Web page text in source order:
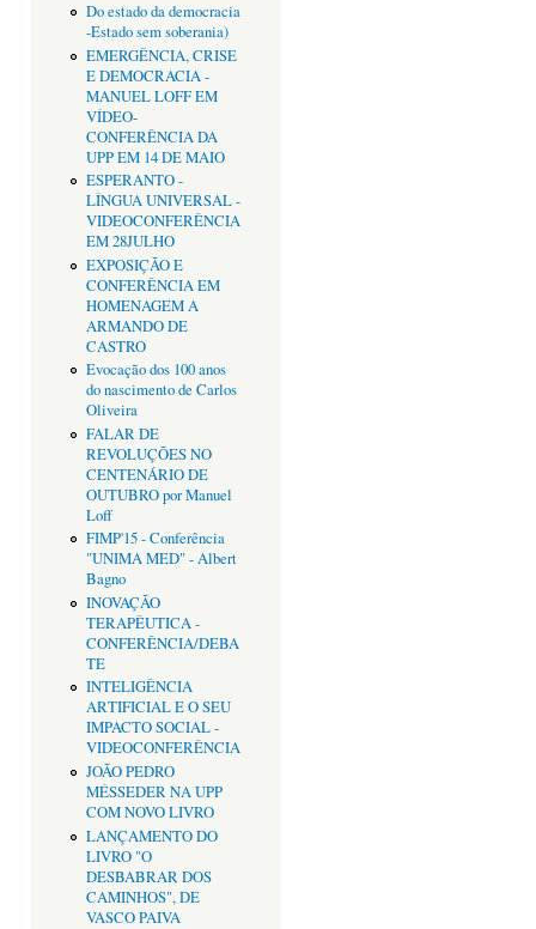
Do estado da democracia
-Estado sem soberania)
EMERGÊNCIA, CRISE
E DEMOCRACIA -
MANUEL LOFF EM
VÍDEO-
CONFERÊNCIA DA
UPP EM 14 DE MAIO
ESPERANTO -
LÍNGUA UNIVERSAL -
VIDEOCONFERÊNCIA
EM 28JULHO
EXPOSIÇÃO E
CONFERÊNCIA EM
HOMENAGEM A
ARMANDO DE
CASTRO
Evocação dos 100 anos
do nascimento de Carlos
Oliveira
FALAR DE
REVOLUÇÕES NO
CENTENÁRIO DE
OUTUBRO por Manuel
Loff
FIMP'15 - Conferência
"UNIMA MED" - Albert
Bagno
INOVAÇÃO
TERAPÊUTICA -
CONFERÊNCIA/DEBA
TE
INTELIGÊNCIA
ARTIFICIAL E O SEU
IMPACTO SOCIAL -
VIDEOCONFERÊNCIA
JOÃO PEDRO
MÉSSEDER NA UPP
COM NOVO LIVRO
LANÇAMENTO DO
LIVRO "O
DESBABRAR DOS
CAMINHOS", DE
VASCO PAIVA